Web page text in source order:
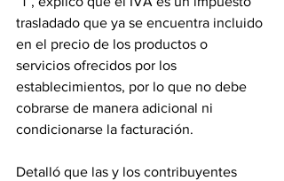
trasladado que ya se encuentra incluido
en el precio de los productos o
servicios ofrecidos por los
establecimientos, por lo que no debe
cobrarse de manera adicional ni
condicionarse la facturación.
Detalló que las y los contribuyentes